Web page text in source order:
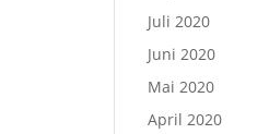
Juli 2020
Juni 2020
Mai 2020
April 2020